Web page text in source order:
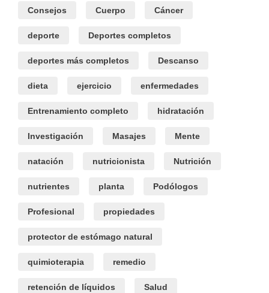
Consejos Cuerpo Cáncer
deporte Deportes completos
deportes más completos Descanso
dieta ejercicio enfermedades
Entrenamiento completo hidratación
Investigación Masajes Mente
natación nutricionista Nutrición
nutrientes planta Podólogos
Profesional propiedades
protector de estómago natural
quimioterapia remedio
retención de líquidos Salud